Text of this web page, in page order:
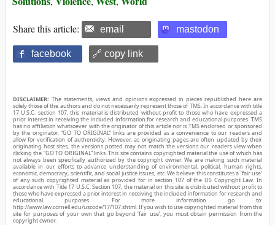
Share this article: email mastodon
facebook 🔗 copy link
DISCLAIMER: The statements, views and opinions expressed in pieces republished here are
solely those of the authors and do not necessarily represent those of TMS. In accordance with title
17 U.S.C. section 107, this material is distributed without profit to those who have expressed a
prior interest in receiving the included information for research and educational purposes. TMS
has no affiliation whatsoever with the originator of this article nor is TMS endorsed or sponsored
by the originator. “GO TO ORIGINAL” links are provided as a convenience to our readers and
allow for verification of authenticity. However, as originating pages are often updated by their
originating host sites, the versions posted may not match the versions our readers view when
clicking the “GO TO ORIGINAL” links. This site contains copyrighted material the use of which has
not always been specifically authorized by the copyright owner. We are making such material
available in our efforts to advance understanding of environmental, political, human rights,
economic, democracy, scientific, and social justice issues, etc. We believe this constitutes a ‘fair use’
of any such copyrighted material as provided for in section 107 of the US Copyright Law. In
accordance with Title 17 U.S.C. Section 107, the material on this site is distributed without profit to
those who have expressed a prior interest in receiving the included information for research and
educational purposes. For more information go to:
http://www.law.cornell.edu/uscode/17/107.shtml. If you wish to use copyrighted material from this
site for purposes of your own that go beyond ‘fair use’, you must obtain permission from the
copyright owner.